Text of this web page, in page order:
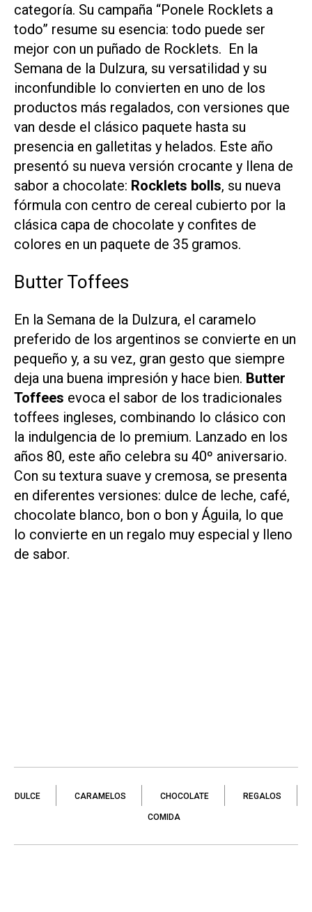
categoría. Su campaña “Ponele Rocklets a
todo” resume su esencia: todo puede ser
mejor con un puñado de Rocklets. En la
Semana de la Dulzura, su versatilidad y su
inconfundible lo convierten en uno de los
productos más regalados, con versiones que
van desde el clásico paquete hasta su
presencia en galletitas y helados. Este año
presentó su nueva versión crocante y llena de
sabor a chocolate: Rocklets bolls, su nueva
fórmula con centro de cereal cubierto por la
clásica capa de chocolate y confites de
colores en un paquete de 35 gramos.
Butter Toffees
En la Semana de la Dulzura, el caramelo
preferido de los argentinos se convierte en un
pequeño y, a su vez, gran gesto que siempre
deja una buena impresión y hace bien. Butter
Toffees evoca el sabor de los tradicionales
toffees ingleses, combinando lo clásico con
la indulgencia de lo premium. Lanzado en los
años 80, este año celebra su 40º aniversario.
Con su textura suave y cremosa, se presenta
en diferentes versiones: dulce de leche, café,
chocolate blanco, bon o bon y Águila, lo que
lo convierte en un regalo muy especial y lleno
de sabor.
DULCE CARAMELOS CHOCOLATE REGALOS
COMIDA